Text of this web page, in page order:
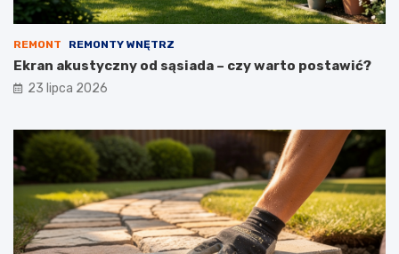
REMONT REMONTY WNĘTRZ
Ekran akustyczny od sąsiada – czy warto postawić?
23 lipca 2026